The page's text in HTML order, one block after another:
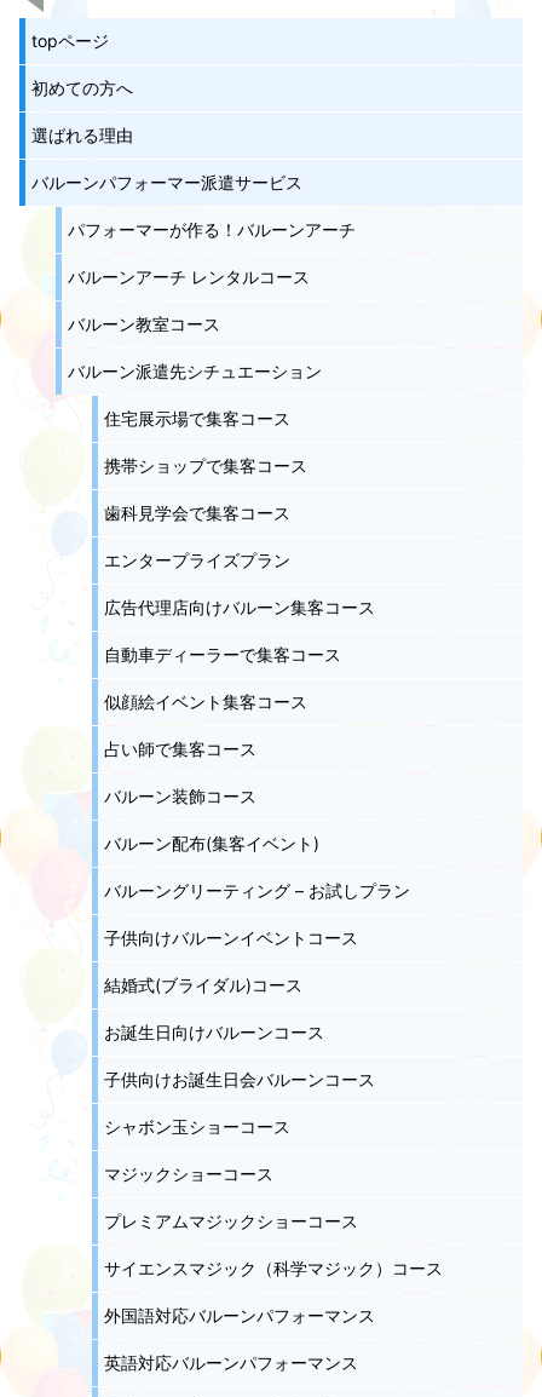
topページ
初めての方へ
選ばれる理由
バルーンパフォーマー派遣サービス
パフォーマーが作る！バルーンアーチ
バルーンアーチ レンタルコース
バルーン教室コース
バルーン派遣先シチュエーション
住宅展示場で集客コース
携帯ショップで集客コース
歯科見学会で集客コース
エンタープライズプラン
広告代理店向けバルーン集客コース
自動車ディーラーで集客コース
似顔絵イベント集客コース
占い師で集客コース
バルーン装飾コース
バルーン配布(集客イベント)
バルーングリーティング – お試しプラン
子供向けバルーンイベントコース
結婚式(ブライダル)コース
お誕生日向けバルーンコース
子供向けお誕生日会バルーンコース
シャボン玉ショーコース
マジックショーコース
プレミアムマジックショーコース
サイエンスマジック（科学マジック）コース
外国語対応バルーンパフォーマンス
英語対応バルーンパフォーマンス